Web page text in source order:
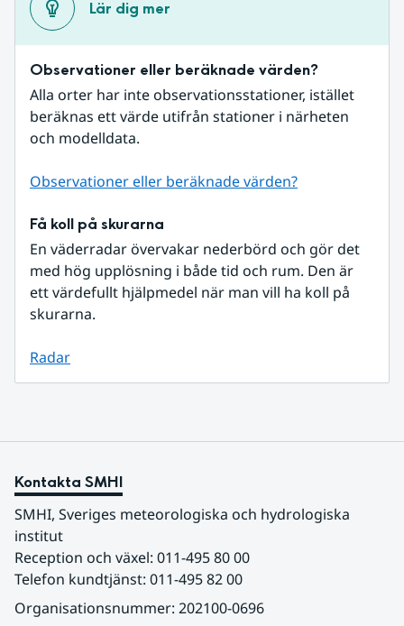
Lär dig mer
Observationer eller beräknade värden?
Alla orter har inte observationsstationer, istället
beräknas ett värde utifrån stationer i närheten
och modelldata.
Observationer eller beräknade värden?
Få koll på skurarna
En väderradar övervakar nederbörd och gör det
med hög upplösning i både tid och rum. Den är
ett värdefullt hjälpmedel när man vill ha koll på
skurarna.
Radar
Kontakta SMHI
SMHI, Sveriges meteorologiska och hydrologiska
institut
Reception och växel: 011-495 80 00
Telefon kundtjänst: 011-495 82 00
Organisationsnummer: 202100-0696